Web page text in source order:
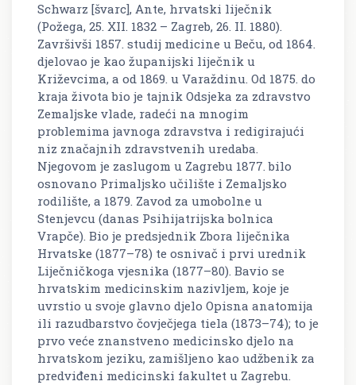
Schwarz [švarc], Ante, hrvatski liječnik
(Požega, 25. XII. 1832 – Zagreb, 26. II. 1880).
Završivši 1857. studij medicine u Beču, od 1864.
djelovao je kao županijski liječnik u
Križevcima, a od 1869. u Varaždinu. Od 1875. do
kraja života bio je tajnik Odsjeka za zdravstvo
Zemaljske vlade, radeći na mnogim
problemima javnoga zdravstva i redigirajući
niz značajnih zdravstvenih uredaba.
Njegovom je zaslugom u Zagrebu 1877. bilo
osnovano Primaljsko učilište i Zemaljsko
rodilište, a 1879. Zavod za umobolne u
Stenjevcu (danas Psihijatrijska bolnica
Vrapče). Bio je predsjednik Zbora liječnika
Hrvatske (1877–78) te osnivač i prvi urednik
Liječničkoga vjesnika (1877–80). Bavio se
hrvatskim medicinskim nazivljem, koje je
uvrstio u svoje glavno djelo Opisna anatomija
ili razudbarstvo čovječjega tiela (1873–74); to je
prvo veće znanstveno medicinsko djelo na
hrvatskom jeziku, zamišljeno kao udžbenik za
predviđeni medicinski fakultet u Zagrebu.